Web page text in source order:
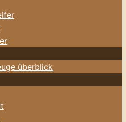
überblick